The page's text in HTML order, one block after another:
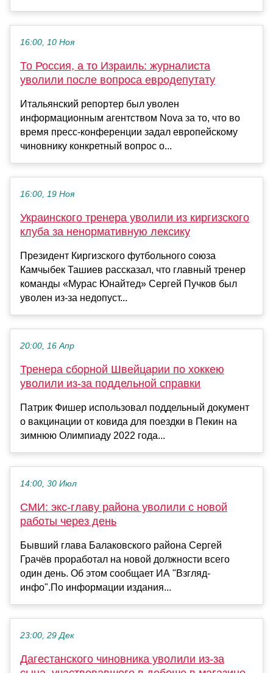
16:00, 10 Ноя
То Россия, а то Израиль: журналиста
уволили после вопроса евродепутату
Итальянский репортер был уволен
информационным агентством Nova за то, что во
время пресс-конференции задал европейскому
чиновнику конкретный вопрос о...
16:00, 19 Ноя
Украинского тренера уволили из киргизского
клуба за ненормативную лексику
Президент Киргизского футбольного союза
Камчыбек Ташиев рассказал, что главный тренер
команды «Мурас Юнайтед» Сергей Пучков был
уволен из‑за недопуст...
20:00, 16 Апр
Тренера сборной Швейцарии по хоккею
уволили из-за поддельной справки
Патрик Фишер использовал поддельный документ
о вакцинации от ковида для поездки в Пекин на
зимнюю Олимпиаду 2022 года...
14:00, 30 Июл
СМИ: экс-главу района уволили с новой
работы через день
Бывший глава Балаковского района Сергей
Грачёв проработал на новой должности всего
один день. Об этом сообщает ИА "Взгляд-
инфо".По информации издания...
23:00, 29 Дек
Дагестанского чиновника уволили из-за